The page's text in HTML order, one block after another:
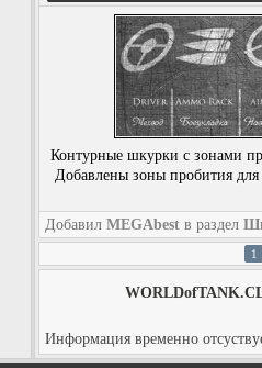
Контурные шкурки с зонами
Добавлены зоны пробития
Добавил MEGAbest в раздел
1
Информация временно